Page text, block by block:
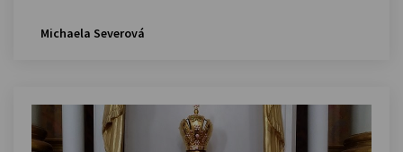
Michaela Severová